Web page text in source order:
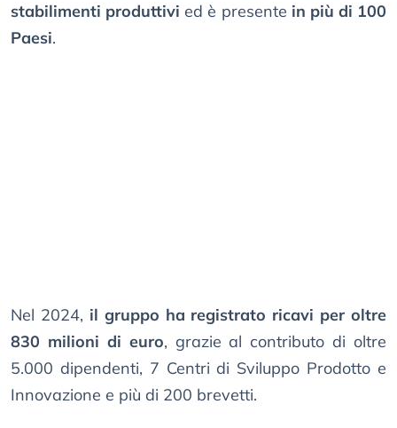
stabilimenti produttivi ed è presente in più di 100
Paesi.
Nel 2024, il gruppo ha registrato ricavi per oltre
830 milioni di euro, grazie al contributo di oltre
5.000 dipendenti, 7 Centri di Sviluppo Prodotto e
Innovazione e più di 200 brevetti.